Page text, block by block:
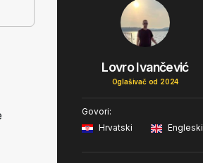
Lovro Ivančević
Oglašivač od 2024
Govori:
Hrvatski
Engleski